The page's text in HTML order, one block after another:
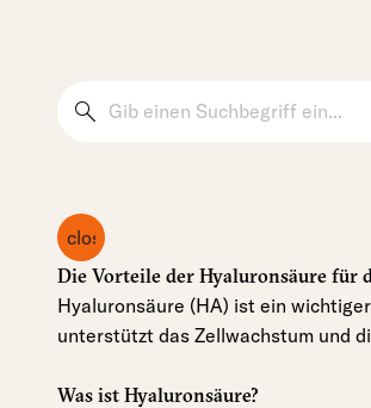
search
close
Die Vorteile der Hyaluronsäure für
Hyaluronsäure (HA) ist ein
unterstützt das Zellwachstum und
Was ist Hyaluronsäure?